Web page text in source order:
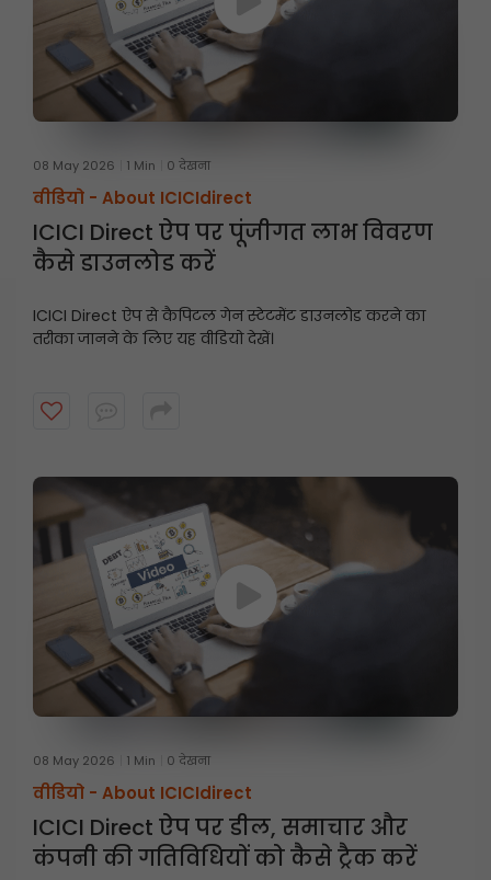
08 May 2026 1 Min 0 देखना
वीडियो - About ICICIdirect
ICICI Direct ऐप पर पूंजीगत लाभ विवरण
कैसे डाउनलोड करें
ICICI Direct ऐप से कैपिटल गेन स्टेटमेंट डाउनलोड करने का
तरीका जानने के लिए यह वीडियो देखें।
08 May 2026 1 Min 0 देखना
वीडियो - About ICICIdirect
ICICI Direct ऐप पर डील, समाचार और
कंपनी की गतिविधियों को कैसे ट्रैक करें